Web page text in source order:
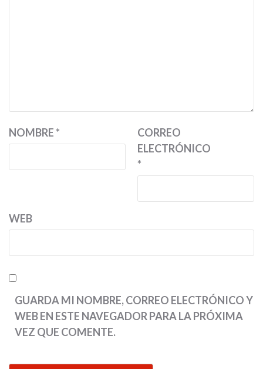
NOMBRE*
CORREO
ELECTRÓNICO
*
WEB
GUARDA MI NOMBRE, CORREO ELECTRÓNICO Y
WEB EN ESTE NAVEGADOR PARA LA PRÓXIMA
VEZ QUE COMENTE.